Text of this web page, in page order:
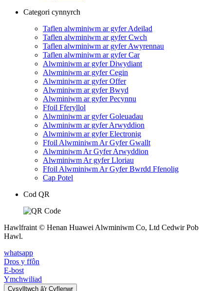
Categori cynnyrch
Taflen alwminiwm ar gyfer Adeilad
Taflen alwminiwm ar gyfer Cwch
Taflen alwminiwm ar gyfer Awyrennau
Taflen alwminiwm ar gyfer Car
Alwminiwm ar gyfer Diwydiant
Alwminiwm ar gyfer Cegin
Alwminiwm ar gyfer Offer
Alwminiwm ar gyfer Bwyd
Alwminiwm ar gyfer Pecynnu
Ffoil Fferyllol
Alwminiwm ar gyfer Goleuadau
Alwminiwm ar gyfer Arwyddion
Alwminiwm ar gyfer Electronig
Ffoil Alwminiwm Ar Gyfer Gwallt
Alwminiwm Ar Gyfer Arwyddion
Alwminiwm Ar gyfer Lloriau
Ffoil Alwminiwm Ar Gyfer Bwrdd Ffenolig
Cap Potel
Cod QR
Hawlfraint © Henan Huawei Alwminiwm Co, Ltd Cedwir Pob
Hawl.
whatsapp
Dros y ffôn
E-bost
Ymchwiliad
Cysylltwch â'r Cyflenwr